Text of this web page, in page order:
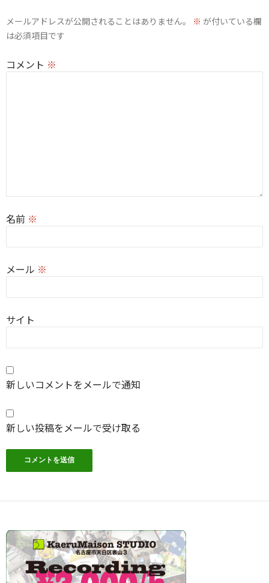
ョ
ン
メールアドレスが公開されることはありません。 ※ が付いている欄
は必須項目です
コメント ※
名前 ※
メール ※
サイト
新しいコメントをメールで通知
新しい投稿をメールで受け取る